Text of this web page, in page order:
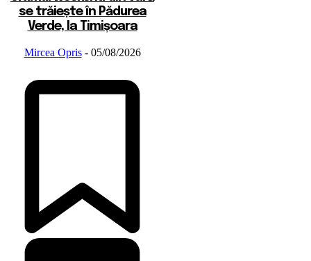
se trăiește în Pădurea
Verde, la Timișoara
Mircea Opris - 05/08/2026